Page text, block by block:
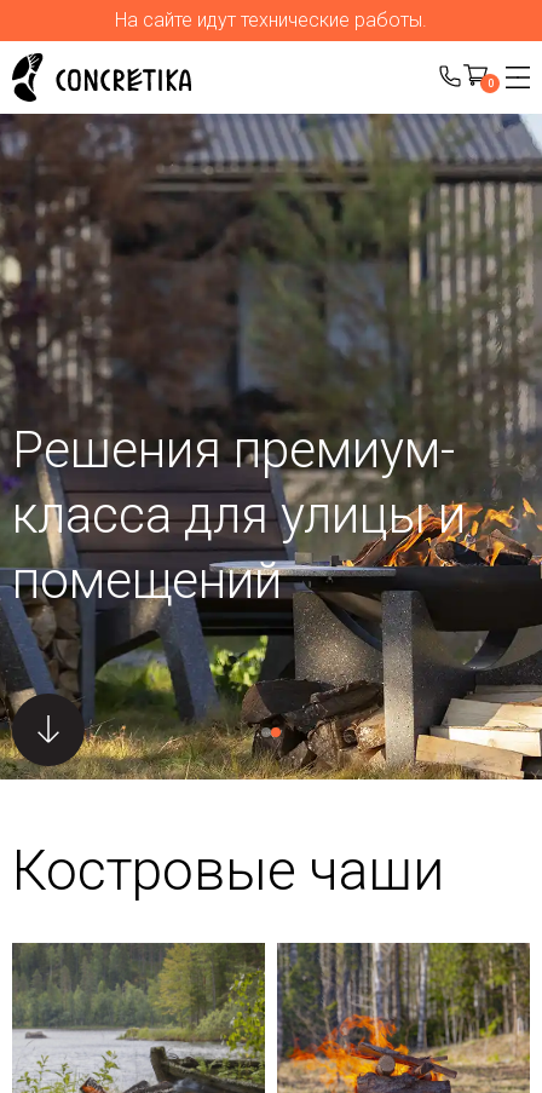
На сайте идут технические работы.
0
Решения премиум-
класса для улицыи
помещений
Костровые чаши